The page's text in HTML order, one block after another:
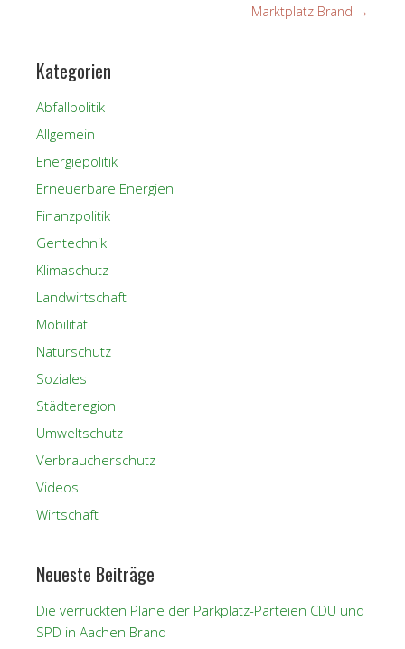
Marktplatz Brand →
Kategorien
Abfallpolitik
Allgemein
Energiepolitik
Erneuerbare Energien
Finanzpolitik
Gentechnik
Klimaschutz
Landwirtschaft
Mobilität
Naturschutz
Soziales
Städteregion
Umweltschutz
Verbraucherschutz
Videos
Wirtschaft
Neueste Beiträge
Die verrückten Pläne der Parkplatz-Parteien CDU und
SPD in Aachen Brand